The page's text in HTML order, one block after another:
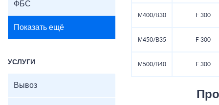
ФБС
Показать ещё
УСЛУГИ
Вывоз
М400/В30 F 300
М450/В35 F 300
М500/В40 F 300